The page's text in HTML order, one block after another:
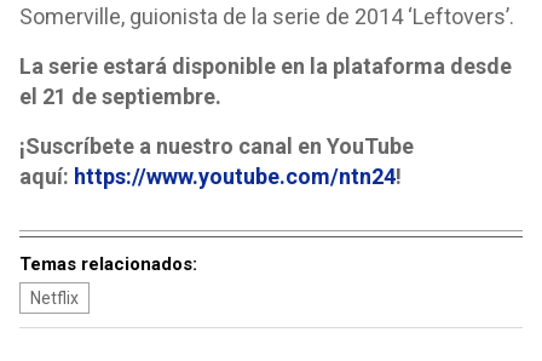
Somerville, guionista de la serie de 2014 ‘Leftovers’.
La serie estará disponible en la plataforma desde
el 21 de septiembre.
¡Suscríbete a nuestro canal en YouTube
aquí: https://www.youtube.com/ntn24!
Temas relacionados:
Netflix